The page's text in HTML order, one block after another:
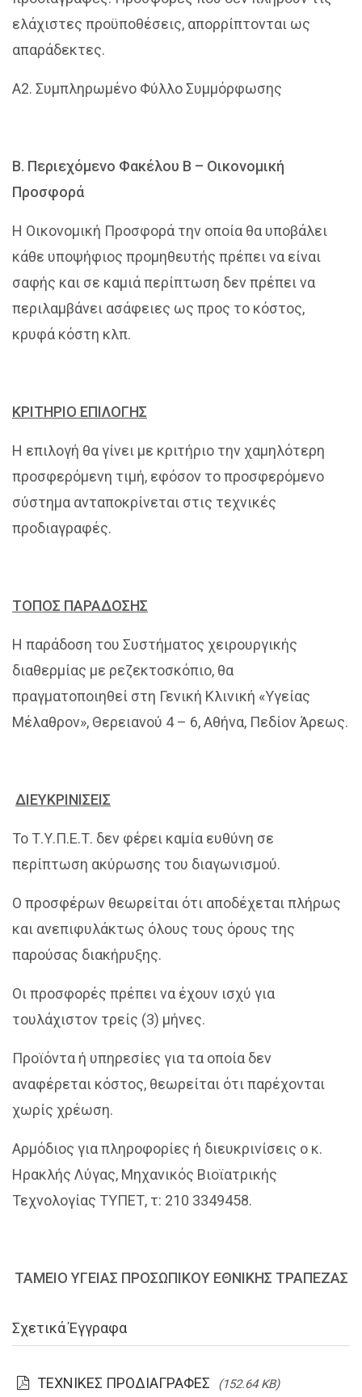
ελάχιστες προϋποθέσεις, απορρίπτονται ως
απαράδεκτες.
Α2. Συμπληρωμένο Φύλλο Συμμόρφωσης
Β. Περιεχόμενο Φακέλου Β – Οικονομική
Προσφορά
Η Οικονομική Προσφορά την οποία θα υποβάλει
κάθε υποψήφιος προμηθευτής πρέπει να είναι
σαφής και σε καμιά περίπτωση δεν πρέπει να
περιλαμβάνει ασάφειες ως προς το κόστος,
κρυφά κόστη κλπ.
ΚΡΙΤΗΡΙΟ ΕΠΙΛΟΓΗΣ
Η επιλογή θα γίνει με κριτήριο την χαμηλότερη
προσφερόμενη τιμή, εφόσον το προσφερόμενο
σύστημα ανταποκρίνεται στις τεχνικές
προδιαγραφές.
ΤΟΠΟΣ ΠΑΡΑΔΟΣΗΣ
Η παράδοση του Συστήματος χειρουργικής
διαθερμίας με ρεζεκτοσκόπιο, θα
πραγματοποιηθεί στη Γενική Κλινική «Υγείας
Μέλαθρον», Θερειανού 4 – 6, Αθήνα, Πεδίον Άρεως.
ΔΙΕΥΚΡΙΝΙΣΕΙΣ
Το Τ.Υ.Π.Ε.Τ. δεν φέρει καμία ευθύνη σε
περίπτωση ακύρωσης του διαγωνισμού.
Ο προσφέρων θεωρείται ότι αποδέχεται πλήρως
και ανεπιφυλάκτως όλους τους όρους της
παρούσας διακήρυξης.
Οι προσφορές πρέπει να έχουν ισχύ για
τουλάχιστον τρείς (3) μήνες.
Προϊόντα ή υπηρεσίες για τα οποία δεν
αναφέρεται κόστος, θεωρείται ότι παρέχονται
χωρίς χρέωση.
Αρμόδιος για πληροφορίες ή διευκρινίσεις ο κ.
Ηρακλής Λύγας, Μηχανικός Βιοϊατρικής
Τεχνολογίας ΤΥΠΕΤ, τ: 210 3349458.
ΤΑΜΕΙΟ ΥΓΕΙΑΣ ΠΡΟΣΩΠΙΚΟΥ ΕΘΝΙΚΗΣ ΤΡΑΠΕΖΑΣ
Σχετικά Έγγραφα
ΤΕΧΝΙΚΕΣ ΠΡΟΔΙΑΓΡΑΦΕΣ (152.64 KB)